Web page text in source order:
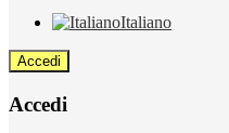
Italiano
Accedi
Accedi